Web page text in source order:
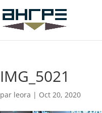
IMG_5021
par leora | Oct 20, 2020